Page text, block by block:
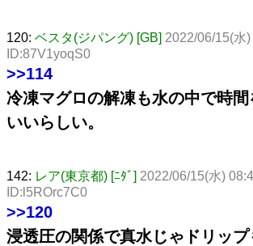
120: ベスタ(ジパング) [GB] 2022/06/15(水
ID:87V1yoqS0
>>114
冷凍マグロの解凍も水の中で時
いいらしい。
142: レア(東京都) [ﾆﾀﾞ] 2022/06/15(水)
ID:l5ROrc7C0
>>120
浸透圧の関係で真水じゃドリッ